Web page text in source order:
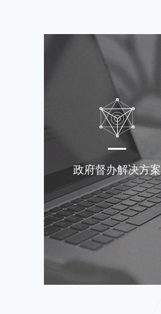
政府督办解决方案